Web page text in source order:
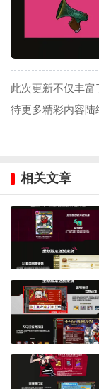
此次更新不仅丰
待更多精彩内容陆
相关文章